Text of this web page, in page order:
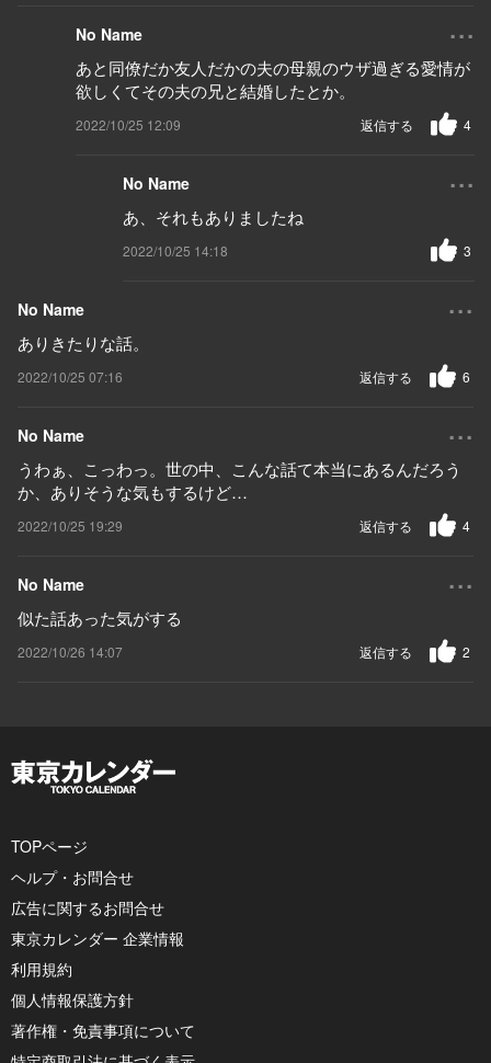
No Name ...
あと同僚だか友人だかの夫の母親のウザ過ぎる愛情が
欲しくてその夫の兄と結婚したとか。
2022/10/25 12:09 4
返信する
No Name ...
あ、それもありましたね
2022/10/25 14:18 3
No Name ...
ありきたりな話。
2022/10/25 07:16 6
返信する
No Name ...
うわぁ、こっわっ。世の中、こんな話て本当にあるんだろう
か、ありそうな気もするけど…
2022/10/25 19:29 4
返信する
No Name ...
似た話あった気がする
2022/10/26 14:07 2
返信する
TOPページ
ヘルプ・お問合せ
広告に関するお問合せ
東京カレンダー 企業情報
利用規約
個人情報保護方針
著作権・免責事項について